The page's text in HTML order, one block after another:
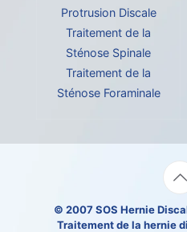
Protrusion Discale
Traitement de la
Sténose Spinale
Traitement de la
Sténose Foraminale
© 2007SOS Hernie
Traitement de la hernie